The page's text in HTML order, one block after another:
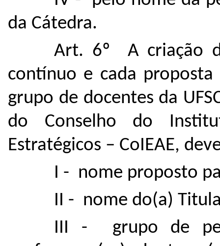
da Cátedra.
Art. 6º A criação
contínuo e cada
grupo de docentes da
do Conselho do
Estratégicos – CoIEAE,
I - nome proposto
II - nome do(a)
III - grupo de